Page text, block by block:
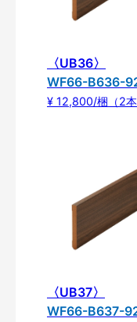
〈UB36〉
WF66-B636-
¥ 12,800/梱（2本
〈UB37〉
WF66-B637-